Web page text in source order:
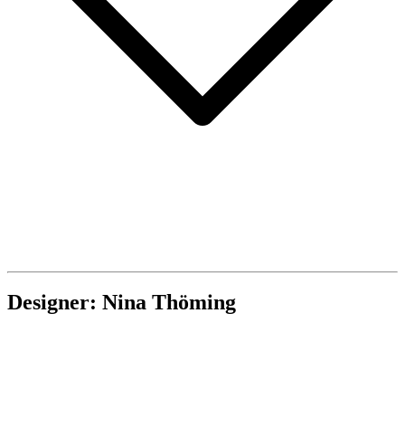
Designer: Nina Thöming